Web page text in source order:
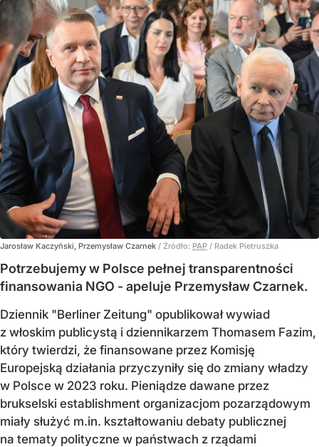
Jarosław Kaczyński, Przemysław Czarnek / Źródło: PAP / Radek Pietruszka
Potrzebujemy w Polsce pełnej transparentności
finansowania NGO - apeluje Przemysław Czarnek.
Dziennik "Berliner Zeitung" opublikował wywiad
z włoskim publicystą i dziennikarzem Thomasem Fazim,
który twierdzi, że finansowane przez Komisję
Europejską działania przyczyniły się do zmiany władzy
w Polsce w 2023 roku. Pieniądze dawane przez
brukselski establishment organizacjom pozarządowym
miały służyć m.in. kształtowaniu debaty publicznej
na tematy polityczne w państwach z rządami